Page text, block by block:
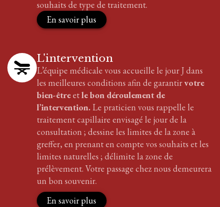
souhaits de type de traitement.
En savoir plus
L'intervention
L’équipe médicale vous accueille le jour J dans
les meilleures conditions afin de garantirvotre
bien-êtreetle bon déroulement de
l’intervention. Le praticien vous rappelle le
traitementcapillaire envisagé le jour de la
consultation ; dessine les limites de la zone à
greffer, en prenant en compte vos souhaits et les
limites naturelles ; délimite la zone de
prélèvement. Votre passage chez nous demeurera
un bon souvenir.
En savoir plus